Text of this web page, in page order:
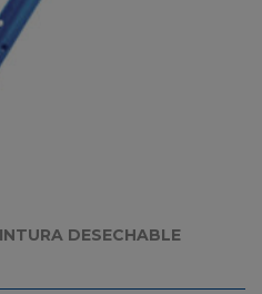
DESECHABLE